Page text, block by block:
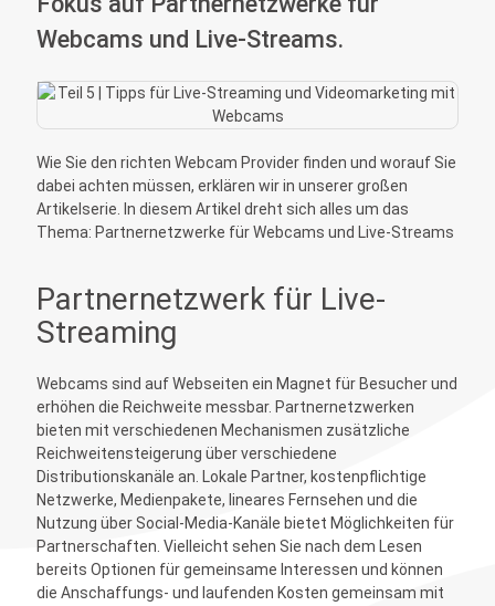
Webcams und Live-Streams.
Wie Sie den richten Webcam Provider finden und worauf Sie
dabei achten müssen, erklären wir in unserer großen
Artikelserie. In diesem Artikel dreht sich alles um das
Thema: Partnernetzwerke für Webcams und Live-Streams
Partnernetzwerk für Live-
Streaming
Webcams sind auf Webseiten ein Magnet für Besucher und
erhöhen die Reichweite messbar. Partnernetzwerken
bieten mit verschiedenen Mechanismen zusätzliche
Reichweitensteigerung über verschiedene
Distributionskanäle an. Lokale Partner, kostenpflichtige
Netzwerke, Medienpakete, lineares Fernsehen und die
Nutzung über Social-Media-Kanäle bietet Möglichkeiten für
Partnerschaften. Vielleicht sehen Sie nach dem Lesen
bereits Optionen für gemeinsame Interessen und können
die Anschaffungs- und laufenden Kosten gemeinsam mit